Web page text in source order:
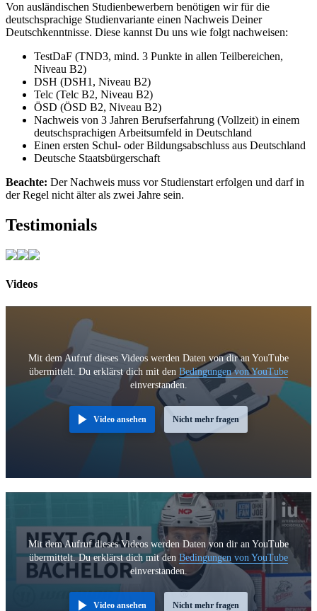
Von ausländischen Studienbewerbern benötigen wir für die
deutschsprachige Studienvariante einen Nachweis Deiner
Deutschkenntnisse. Diese kannst Du uns wie folgt nachweisen:
TestDaF (TND3, mind. 3 Punkte in allen Teilbereichen,
Niveau B2)
DSH (DSH1, Niveau B2)
Telc (Telc B2, Niveau B2)
ÖSD (ÖSD B2, Niveau B2)
Nachweis von 3 Jahren Berufserfahrung (Vollzeit) in einem
deutschsprachigen Arbeitsumfeld in Deutschland
Einen ersten Schul- oder Bildungsabschluss aus Deutschland
Deutsche Staatsbürgerschaft
Beachte: Der Nachweis muss vor Studienstart erfolgen und darf in
der Regel nicht älter als zwei Jahre sein.
Testimonials
Videos
Mit dem Aufruf dieses Videos werden Daten von dir an YouTube
übermittelt. Du erklärst dich mit den Bedingungen von YouTube
einverstanden.
Video ansehen Nicht mehr fragen
Mit dem Aufruf dieses Videos werden Daten von dir an YouTube
übermittelt. Du erklärst dich mit den Bedingungen von YouTube
einverstanden.
Video ansehen Nicht mehr fragen